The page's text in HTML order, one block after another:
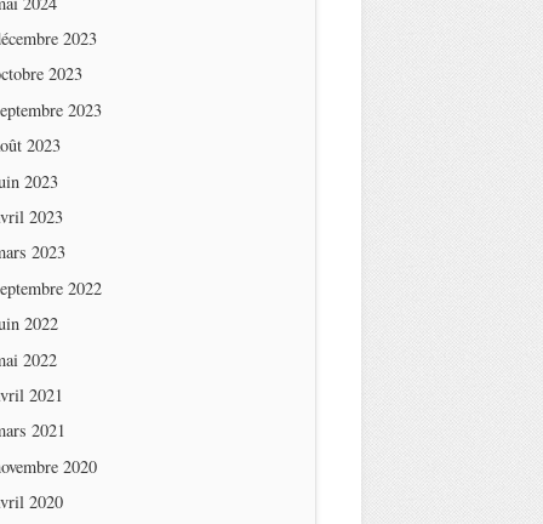
2023
2023
2023
2023
2023
2023
2023
2022
2022
2022
2021
2021
2020
2020